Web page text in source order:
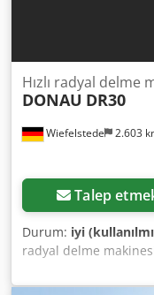
Wiefelstede 2.603
Hızlı radyal delme
DONAU DR30
Talep
Durum: iyi
radyal delme
makinesi, konsol
makinesi -Sıkıştırma